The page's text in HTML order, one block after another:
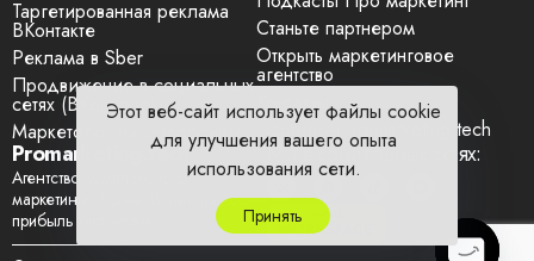
Таргетированная реклама
ВКонтакте
Реклама в Sber
Продвижение в социальных
сетях (ВКонтакте)
Маркетолог на аутсорсинге
Станьте партнером
Открыть маркетинговое
агентство
Контакты
Партнеры Promarketing.tech
Promarketing.tech
Агентство комплексного
маркетинга. Более 12 лет приносим
прибыль бизнесам.
Мы в социальных сетях:
Этот веб-сайт использует файлы cookie
для улучшения вашего опыта
использования сети.
Принять